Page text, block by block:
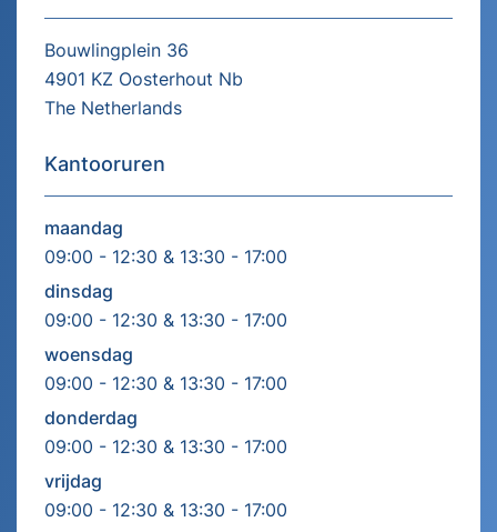
Bouwlingplein 36
4901 KZ Oosterhout Nb
The Netherlands
Kantooruren
maandag
09:00 - 12:30 & 13:30 - 17:00
dinsdag
09:00 - 12:30 & 13:30 - 17:00
woensdag
09:00 - 12:30 & 13:30 - 17:00
donderdag
09:00 - 12:30 & 13:30 - 17:00
vrijdag
09:00 - 12:30 & 13:30 - 17:00